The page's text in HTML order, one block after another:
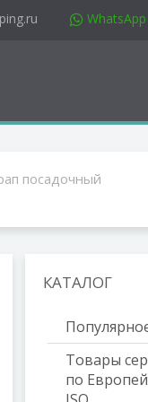
WhatsApp
посадочный
КАТАЛОГ
Товары
по